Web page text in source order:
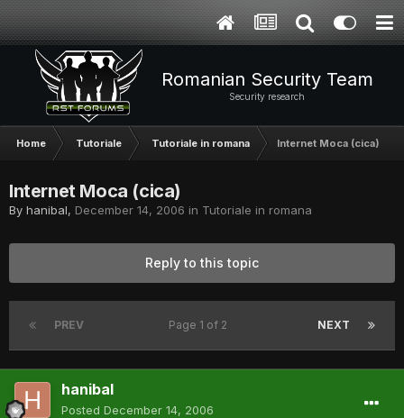
Romanian Security Team
Security research
Home Tutoriale Tutoriale in romana Internet Moca (cica)
Internet Moca (cica)
By hanibal, December 14, 2006 in Tutoriale in romana
Reply to this topic
PREV NEXT
Page 1 of 2
hanibal
Posted December 14, 2006